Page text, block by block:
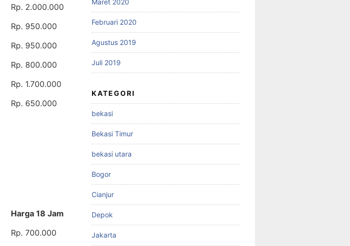
Rp. 2.000.000
Rp. 950.000
Rp. 950.000
Rp. 800.000
Rp. 1.700.000
Rp. 650.000
Harga 18 Jam
Rp. 700.000
Maret 2020
Februari 2020
Agustus 2019
Juli 2019
KATEGORI
bekasi
Bekasi Timur
bekasi utara
Bogor
Cianjur
Depok
Jakarta